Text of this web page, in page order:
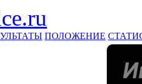
ПОЛОЖЕНИЕ